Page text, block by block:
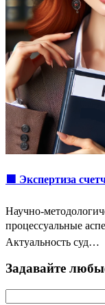
🟩 Экспертиза
Научно-
процессуальные
Актуальность суд…
Задавайте